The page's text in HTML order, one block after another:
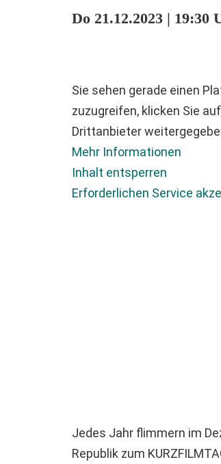
Do 21.12.2023 | 19:30
Sie sehen gerade einen
zuzugreifen, klicken Sie
Drittanbieter
Mehr Informationen
Inhalt entsperren
Erforderlichen Service
Jedes Jahr flimmern im
Republik zum